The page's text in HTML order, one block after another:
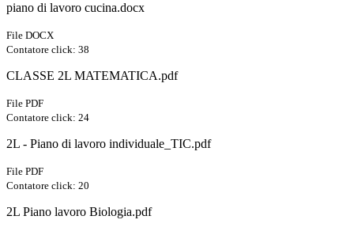
piano di lavoro cucina.docx
File DOCX
Contatore click: 38
CLASSE 2L MATEMATICA.pdf
File PDF
Contatore click: 24
2L - Piano di lavoro individuale_TIC.pdf
File PDF
Contatore click: 20
2L Piano lavoro Biologia.pdf